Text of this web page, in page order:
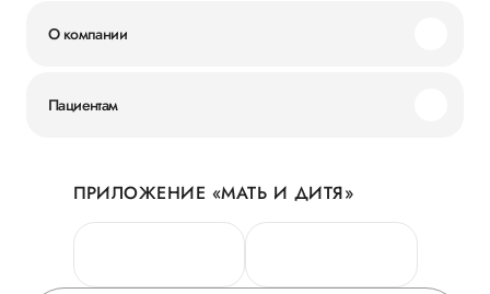
О компании
Новости
Руководство
Сотрудничество
Пациентам
Личный кабинет
Персональные данные
Горячая линия качества
ПРИЛОЖЕНИЕ «МАТЬ И ДИТЯ»